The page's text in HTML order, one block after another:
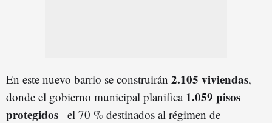
En este nuevo barrio se construirán 2.105 viviendas,
donde el gobierno municipal planifica 1.059 pisos
protegidos –el 70 % destinados al régimen de